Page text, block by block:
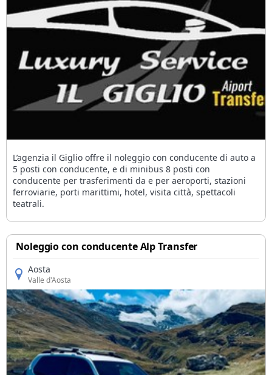
L’agenzia il Giglio offre il noleggio con conducente di auto a
5 posti con conducente, e di minibus 8 posti con
conducente per trasferimenti da e per aeroporti, stazioni
ferroviarie, porti marittimi, hotel, visita città, spettacoli
teatrali.
Noleggio con conducente Alp Transfer
Aosta
Valle d'Aosta